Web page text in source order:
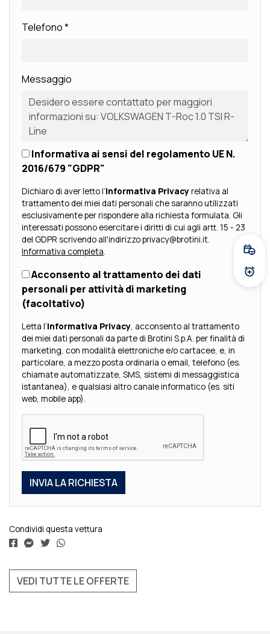
Telefono*
Messaggio
Informativa ai sensi del regolamento UE N.
2016/679 "GDPR"
Dichiaro di aver letto l’Informativa Privacyrelativa al
trattamento dei miei dati personali che saranno utilizzati
esclusivamente per rispondere alla richiesta formulata. Gli
interessati possono esercitare i diritti di cui agli artt. 15 - 23
del GDPR scrivendo all'indirizzo privacy@brotini.it.
Informativa completa.
Acconsento al trattamento dei dati
personali per attività di marketing
(facoltativo)
Letta l’Informativa Privacy, acconsento al trattamento
dei miei dati personali da parte di Brotini S.p.A. per finalità di
marketing, con modalità elettroniche e/o cartacee, e, in
particolare, a mezzo posta ordinaria o email, telefono (es.
chiamate automatizzate, SMS, sistemi di messaggistica
istantanea), e qualsiasi altro canale informatico (es. siti
web, mobile app).
Condividi questa vettura
VEDI TUTTE LE OFFERTE